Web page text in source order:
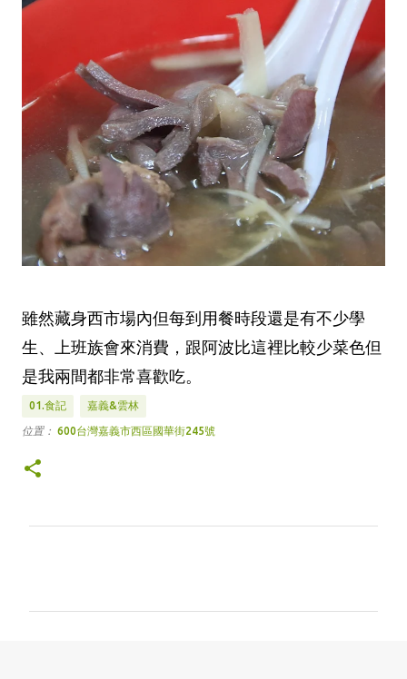
雖然藏身西市場內但每到用餐時段還是有不少學
生、上班族會來消費，跟阿波比這裡比較少菜色但
是我兩間都非常喜歡吃。
01.食記 嘉義&雲林
位置： 600台灣嘉義市西區國華街245號